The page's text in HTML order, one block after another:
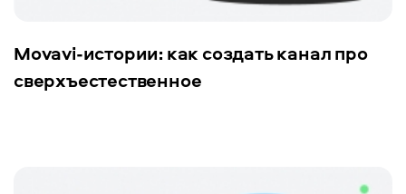
Movavi-истории: как создать канал про
сверхъестественное